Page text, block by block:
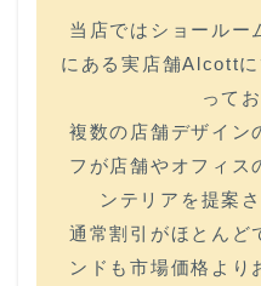
当店ではショールー
にある実店舗Alcott
って
複数の店舗デザイン
フが店舗やオフィス
ンテリアを提案
通常割引がほとんど
ンドも市場価格より